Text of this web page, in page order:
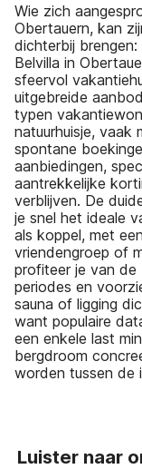
Wie zich
Obertauern, kan
dichterbij
Belvilla in
sfeervol
uitgebreide
typen
natuurhuisje,
spontane
aanbiedingen,
aantrekkelijke
verblijven. De
je snel het ideale
als koppel, met
vriendengroep of
profiteer je van de
periodes en
sauna of ligging
want populaire
een enkele last
bergdroom
worden tussen de
Luister naar